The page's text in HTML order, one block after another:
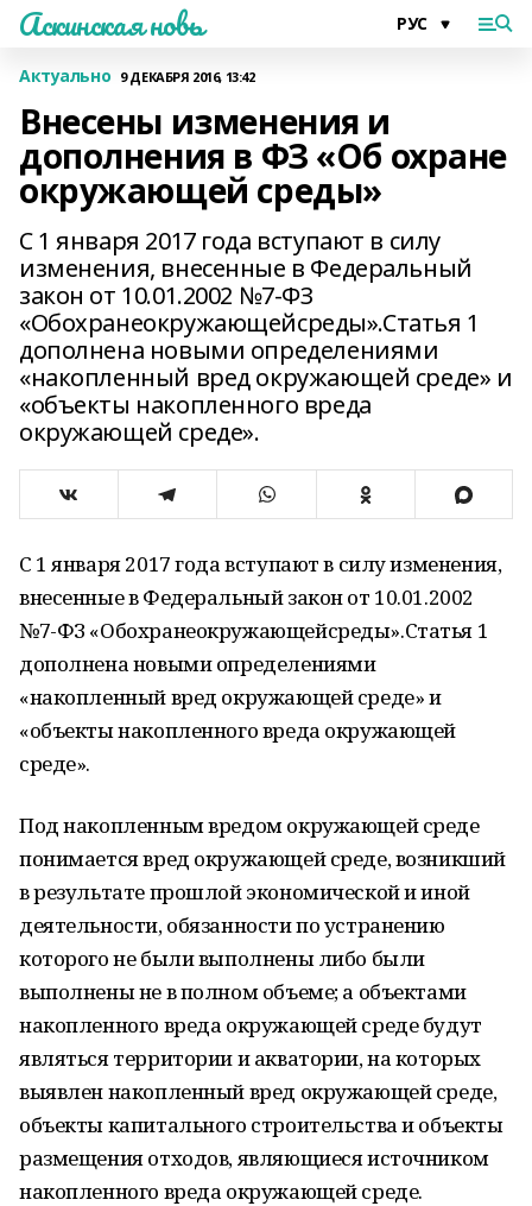
Аскинская новь
Актуально 9 ДЕКАБРЯ 2016, 13:42
Внесены изменения и
дополнения в ФЗ «Об охране
окружающей среды»
С 1 января 2017 года вступают в силу
изменения, внесенные в Федеральный
закон от 10.01.2002 №7-ФЗ
«Обохранеокружающейсреды».Статья 1
дополнена новыми определениями
«накопленный вред окружающей среде» и
«объекты накопленного вреда
окружающей среде».
С 1 января 2017 года вступают в силу изменения,
внесенные в Федеральный закон от 10.01.2002
№7-ФЗ «Обохранеокружающейсреды».Статья 1
дополнена новыми определениями
«накопленный вред окружающей среде» и
«объекты накопленного вреда окружающей
среде».
Под накопленным вредом окружающей среде
понимается вред окружающей среде, возникший
в результате прошлой экономической и иной
деятельности, обязанности по устранению
которого не были выполнены либо были
выполнены не в полном объеме; а объектами
накопленного вреда окружающей среде будут
являться территории и акватории, на которых
выявлен накопленный вред окружающей среде,
объекты капитального строительства и объекты
размещения отходов, являющиеся источником
накопленного вреда окружающей среде.